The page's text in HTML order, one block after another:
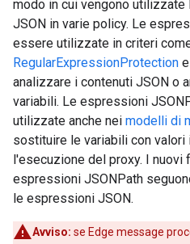
modo in cui vengono
JSON in varie policy. Le
essere utilizzate in criteri
RegularExpressionProtection e
analizzare i contenuti JSON o
variabili. Le espressioni
utilizzate anche nei modelli di
sostituire le variabili con valori
l'esecuzione del proxy. I nuovi
espressioni JSONPath
le espressioni JSON.
Avviso: se Edge message